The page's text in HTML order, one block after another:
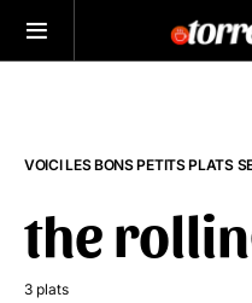
VOICI LES BONS PETITS PLATS
the
3 plats